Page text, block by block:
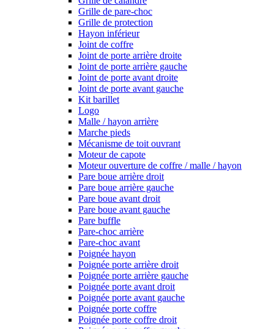
Grille de pare-choc
Grille de protection
Hayon inférieur
Joint de coffre
Joint de porte arrière droite
Joint de porte arrière gauche
Joint de porte avant droite
Joint de porte avant gauche
Kit barillet
Logo
Malle / hayon arrière
Marche pieds
Mécanisme de toit ouvrant
Moteur de capote
Moteur ouverture de coffre / malle / hayon
Pare boue arrière droit
Pare boue arrière gauche
Pare boue avant droit
Pare boue avant gauche
Pare buffle
Pare-choc arrière
Pare-choc avant
Poignée hayon
Poignée porte arrière droit
Poignée porte arrière gauche
Poignée porte avant droit
Poignée porte avant gauche
Poignée porte coffre
Poignée porte coffre droit